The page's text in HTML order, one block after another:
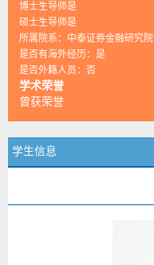
博士生导师是
硕士生导师是
所属院系：中泰证券金融研究院
是否有海外经历：是
是否外籍人员：否
学术荣誉
曾获荣誉
学生信息